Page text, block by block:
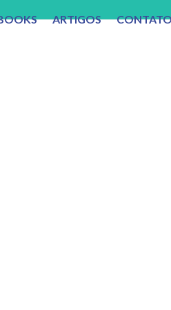
ARTIGOS